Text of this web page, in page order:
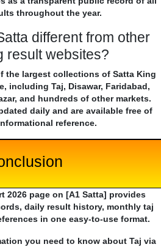
throughout the year.
different from other
result websites?
the largest collections of Satta King
including Taj, Disawar, Faridabad,
and hundreds of other markets.
daily and are available free of
reference.
2026 page on [A1 Satta] provides
daily result history, monthly taj
in one easy-to-use format.
you need to know about Taj via